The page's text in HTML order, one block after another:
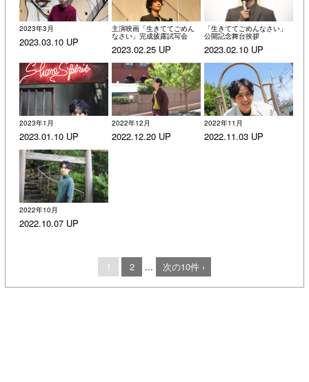
2023年3月
2023.03.10 UP
主演映画「生きててごめん
なさい」完成披露試写会
2023.02.25 UP
「生きててごめんなさい」
公開記念舞台挨拶
2023.02.10 UP
2023年1月
2023.01.10 UP
2022年12月
2022.12.20 UP
2022年11月
2022.11.03 UP
2022年10月
2022.10.07 UP
1 2 ... 次の10件 ›